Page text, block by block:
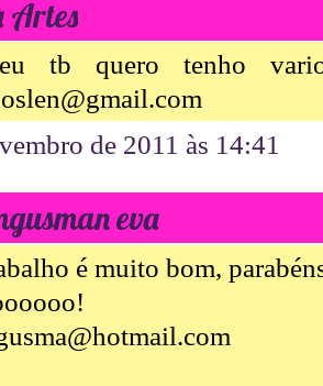
Artes
tb quero tenho
de 2011 às 14:41
eva
é muito bom,